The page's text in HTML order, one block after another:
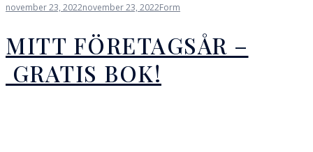
november 23, 2022november 23, 2022Form
MITT FÖRETAGSÅR –
GRATIS BOK!